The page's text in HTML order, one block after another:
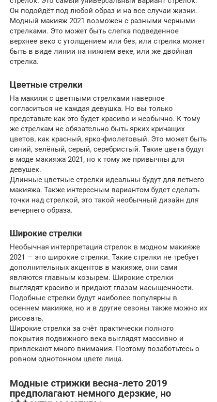
Он подойдёт под любой образ и на все случаи жизни.
Модный макияж 2021 возможен с разными черными
стрелками. Это может быть слегка подведенное
верхнее веко с утолщением или без, или стрелка может
быть в виде линии на нижнем веке, или же двойная
стрелка.
Цветные стрелки
На макияж с цветными стрелками наверное
согласиться не каждая девушка. Но вы только
представьте как это будет красиво и необычно. К тому
же стрелкам не обязательно быть ярких кричащих
цветов, как красный, ярко-фиолетовый. Это может быть
синий, зелёный, серый, серебристый. Такие цвета будут
в моде макияжа 2021, но к тому же привычны для
девушек.
Длинные цветные стрелки идеальны будут для летнего
макияжа. Также интересным вариантом будет сделать
точки над стрелкой, это такой необычный дизайн для
вечернего образа.
Широкие стрелки
Необычная интерпретация стрелок в модном макияже
2021 — это широкие стрелки. Такие стрелки не требует
дополнительных акцентов в макияже, они сами
являются главным козырем. Широкие стрелки
выглядят красиво и придают глазам насыщенности.
Подобные стрелки будут наиболее популярны в
осеннем макияже, но и в другие сезоны также можно их
рисовать.
Широкие стрелки за счёт практически полного
покрытия подвижного века выглядят массивно и
привлекают много внимания. Поэтому позаботьтесь о
ровном однотонном цвете лица.
Модные стрижки весна-лето 2019
предполагают немного дерзкие, но